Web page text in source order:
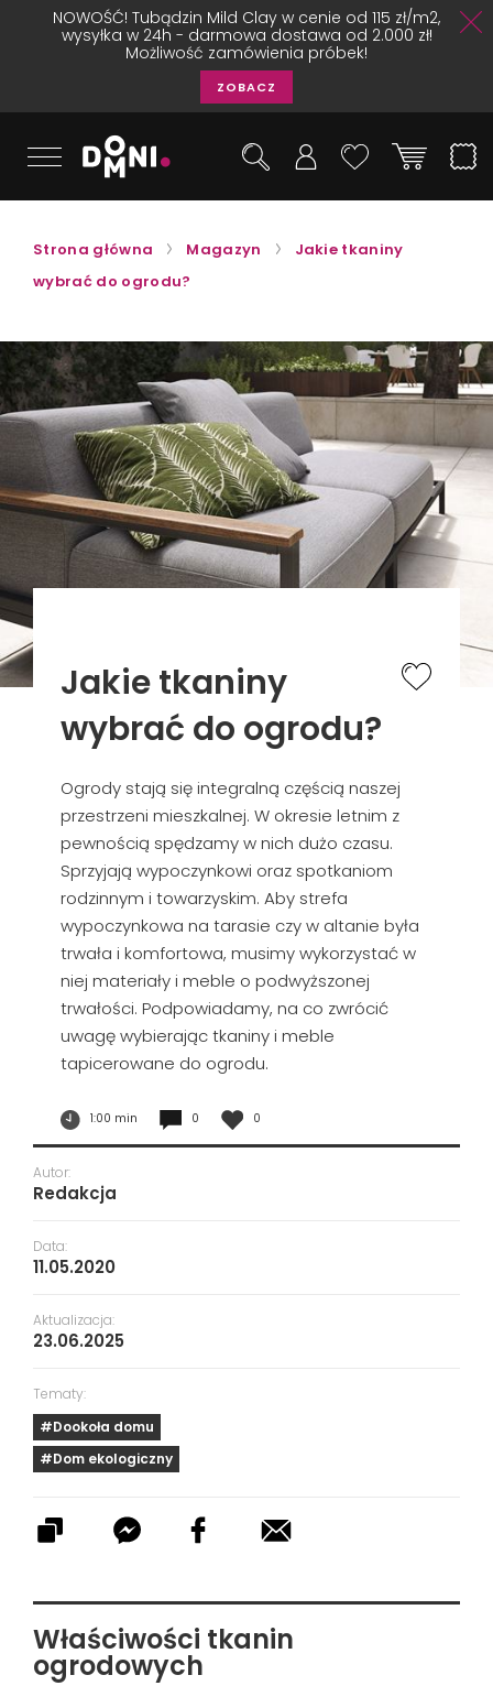
NOWOŚĆ! Tubądzin Mild Clay w cenie od 115 zł/m2,
wysyłka w 24h - darmowa dostawa od 2.000 zł!
Możliwość zamówienia próbek!
ZOBACZ
Strona główna Magazyn
Jakie tkaniny
wybrać do ogrodu?
Jakie tkaniny
wybrać do ogrodu?
Ogrody stają się integralną częścią naszej
przestrzeni mieszkalnej. W okresie letnim z
pewnością spędzamy w nich dużo czasu.
Sprzyjają wypoczynkowi oraz spotkaniom
rodzinnym i towarzyskim. Aby strefa
wypoczynkowa na tarasie czy w altanie była
trwała i komfortowa, musimy wykorzystać w
niej materiały i meble o podwyższonej
trwałości. Podpowiadamy, na co zwrócić
uwagę wybierając tkaniny i meble
tapicerowane do ogrodu.
1:00 min 0 0
Właściwości tkanin
ogrodowych
Autor:
Redakcja
Data:
11.05.2020
Aktualizacja:
23.06.2025
Tematy:
#Dookoła domu
#Dom ekologiczny